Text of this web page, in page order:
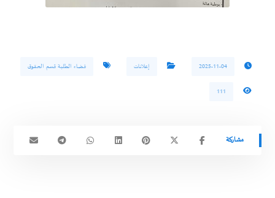
2025-11-04 إعلانات فضاء الطلبة قسم الحقوق
111